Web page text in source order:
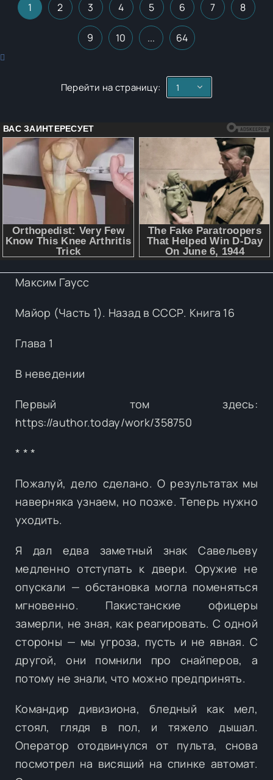
1 2 3 4 5 6 7 8
9 10 ... 64
Перейти на страницу:
Максим Гаусс
Майор (Часть 1). Назад в СССР. Книга 16
Глава 1
В неведении
Первый том здесь:
https://author.today/work/358750
* * *
Пожалуй, дело сделано. О результатах мы
наверняка узнаем, но позже. Теперь нужно
уходить.
Я дал едва заметный знак Савельеву
медленно отступать к двери. Оружие не
опускали — обстановка могла поменяться
мгновенно. Пакистанские офицеры
замерли, не зная, как реагировать. С одной
стороны — мы угроза, пусть и не явная. С
другой, они помнили про снайперов, а
потому не знали, что можно предпринять.
Командир дивизиона, бледный как мел,
стоял, глядя в пол, и тяжело дышал.
Оператор отодвинулся от пульта, снова
посмотрел на висящий на спинке автомат.